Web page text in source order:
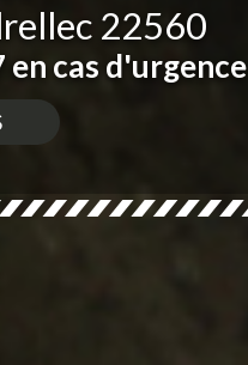
22560
cas d'urgence